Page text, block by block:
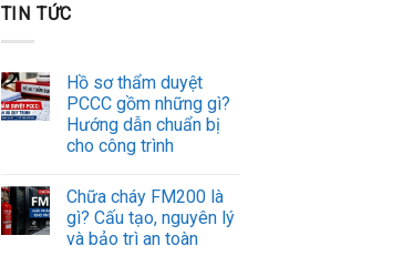
TIN TỨC
Hồ sơ thẩm duyệt
PCCC gồm những gì?
Hướng dẫn chuẩn bị
cho công trình
Chữa cháy FM200 là
gì? Cấu tạo, nguyên lý
và bảo trì an toàn